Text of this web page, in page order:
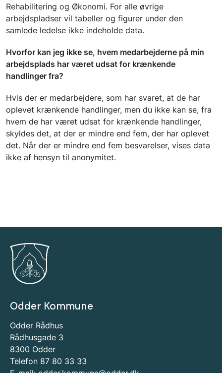
Rehabilitering og Økonomi. For alle øvrige
arbejdspladser vil tabeller og figurer under den
samlede ledelse ikke indeholde data.
Hvorfor kan jeg ikke se, hvem medarbejderne på min
arbejdsplads har været udsat for krænkende
handlinger fra?
Hvis der er medarbejdere, som har svaret, at de har
oplevet krænkende handlinger, men du ikke kan se, fra
hvem de har været udsat for krænkende handlinger,
skyldes det, at der er mindre end fem, der har oplevet
det. Når der er mindre end fem besvarelser, vises data
ikke af hensyn til anonymitet.
Odder Kommune
Odder Rådhus
Rådhusgade 3
8300 Odder
Telefon 87 80 33 33